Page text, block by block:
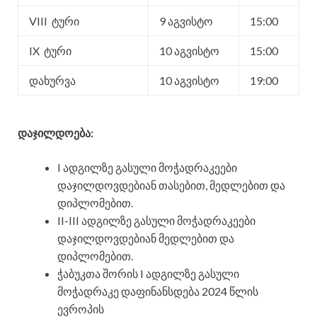
VIII ტური 9 აგვისტო 15:00
IX ტური 10 აგვისტო 15:00
დახურვა 10 აგვისტო 19:00
დაჯილდოება:
I ადგილზე გასული მოჭადრაკეები
დაჯილდოვდებიან თასებით, მედლებით და
დიპლომებით.
II-III ადგილზე გასული მოჭადრაკეები
დაჯილდოვდებიან მედლებით და
დიპლომებით.
ჭაბუკთა შორის I ადგილზე გასული
მოჭადრაკე დაფინანსდება 2024 წლის
ევროპის